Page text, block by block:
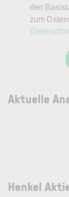
den
zum
Aktuelle
Henkel